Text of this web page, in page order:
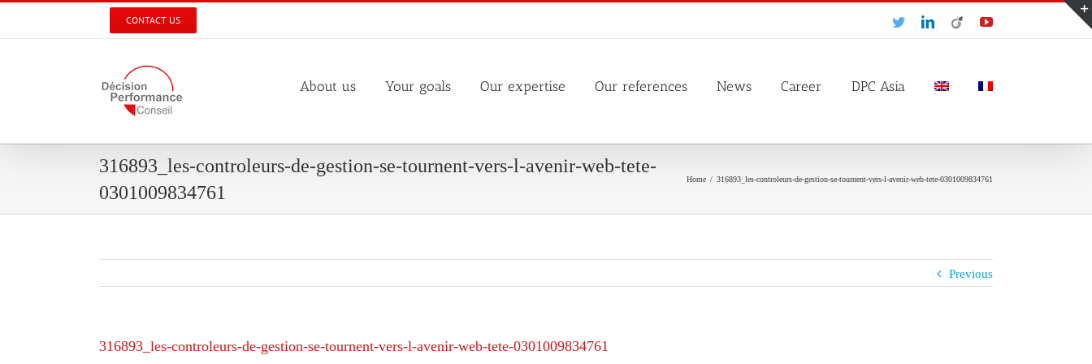
CONTACT US TwitterLinkedIn
Viadeo YouTube
About us Your goals Our expertise Our references News Career DPC Asia
316893_les-controleurs-de-gestion-se-tournent-vers-l-avenir-web-tete-
0301009834761
Home / 316893_les-controleurs-de-gestion-se-tournent-vers-l-avenir-web-tete-0301009834761
Previous
316893_les-controleurs-de-gestion-se-tournent-vers-l-avenir-web-tete-0301009834761